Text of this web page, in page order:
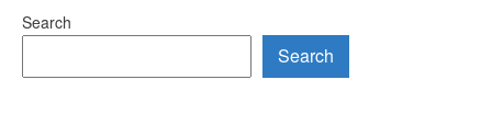
Search
Search